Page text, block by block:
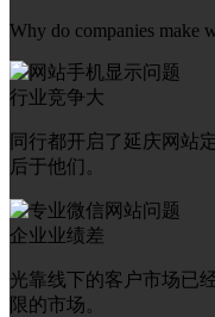
Why do companies make
行业竞争大
同行都开启了延庆网站
后于他们。
企业业绩差
光靠线下的客户市场已
限的市场。